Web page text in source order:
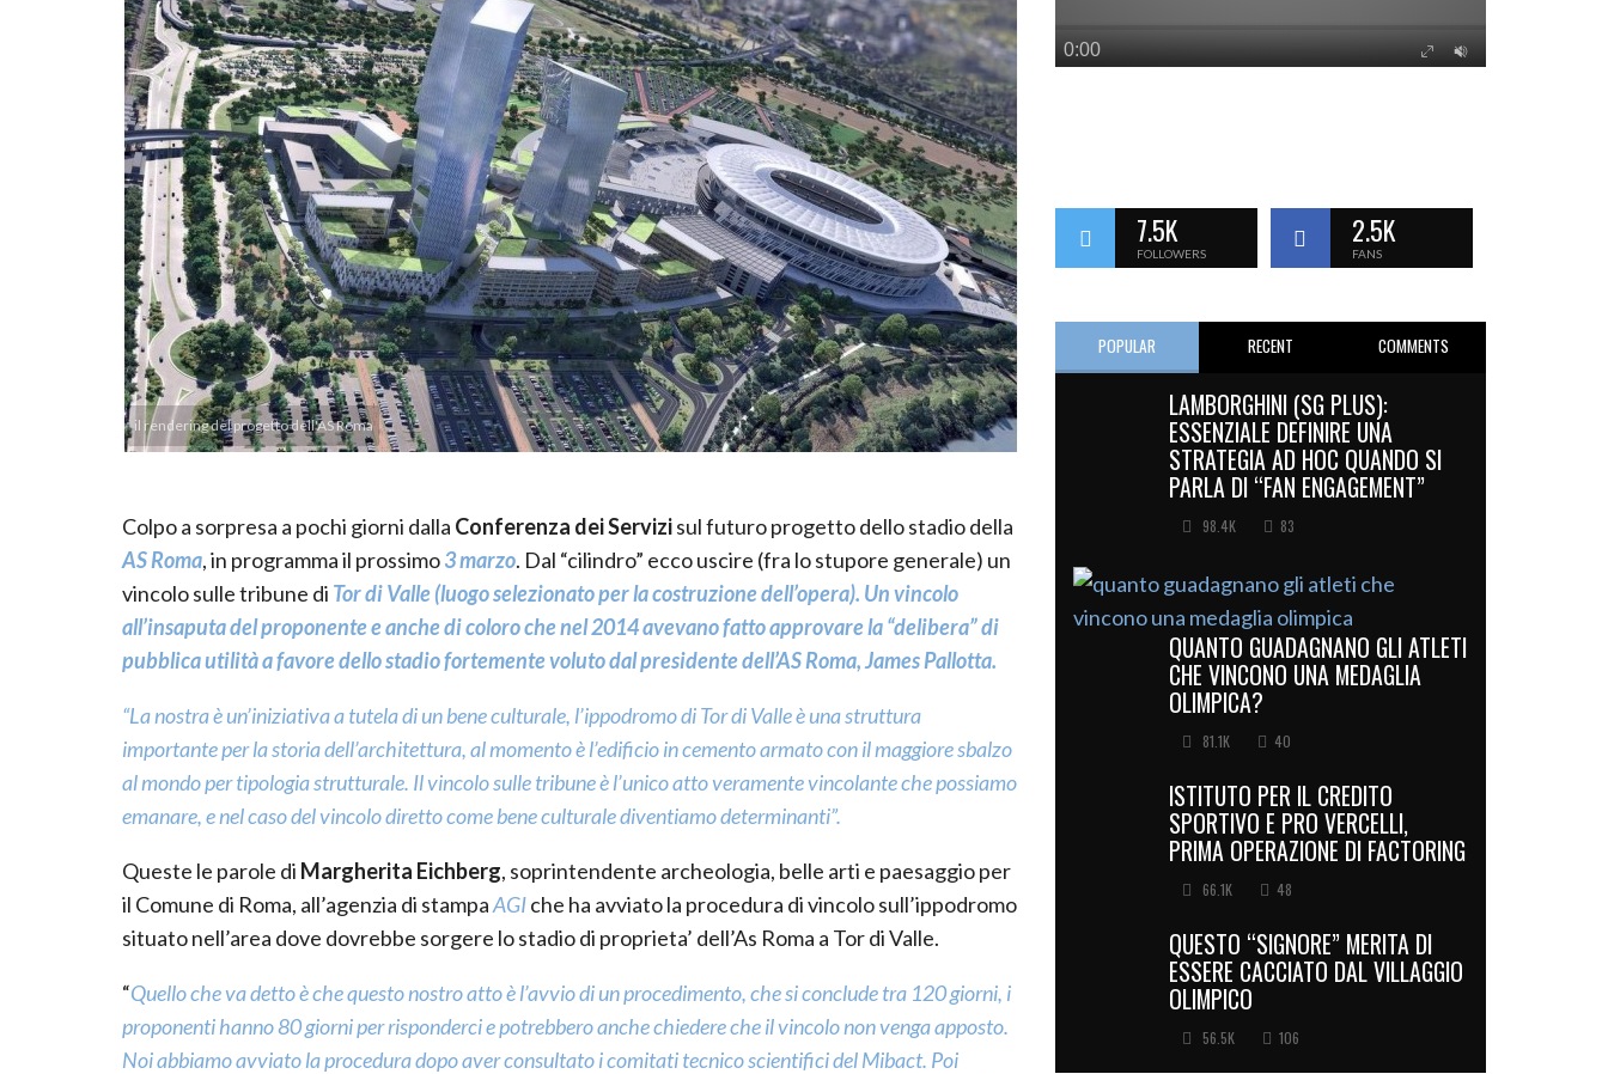
il rendering del progetto dell'AS Roma
Colpo a sorpresa a pochi giorni dalla Conferenza dei Servizisul futuro progetto dello stadio della
AS Roma, in programma il prossimo3 marzo. Dal “cilindro” ecco uscire (fra lo stupore generale) un
vincolo sulle tribune di Tor di Valle (luogo selezionato per la costruzione dell’opera). Un vincolo
all’insaputa del proponente e anche di coloro che nel 2014 avevano fatto approvare la “delibera” di
pubblica utilità a favore dello stadio fortemente voluto dal presidente dell’AS Roma, James Pallotta.
“La nostra è un’iniziativa a tutela di un bene culturale, l’ippodromo di Tor di Valle è una struttura
importante per la storia dell’architettura, al momento è l’edificio in cemento armato con il maggiore sbalzo
al mondo per tipologia strutturale. Il vincolo sulle tribune è l’unico atto veramente vincolante che possiamo
emanare, e nel caso del vincolo diretto come bene culturale diventiamo determinanti”.
Queste le parole di Margherita Eichberg, soprintendente archeologia, belle arti e paesaggio per
il Comune di Roma, all’agenzia di stampaAGIche ha avviato la procedura di vincolo sull’ippodromo
situato nell’area dove dovrebbe sorgere lo stadio di proprieta’ dell’As Roma a Tor di Valle.
“Quello che va dettoè che questo nostro atto è l’avvio di un procedimento, che si conclude tra 120 giorni, i
proponenti hanno 80 giorni per risponderci e potrebbero anche chiedere che il vincolo non venga apposto.
Noi abbiamo avviato la procedura dopo aver consultato i comitati tecnico scientifici del Mibact. Poi
7.5K
FOLLOWERS
2.5K
FANS
POPULAR RECENT COMMENTS
LAMBORGHINI (SG PLUS):
ESSENZIALE DEFINIRE UNA
STRATEGIA AD HOC QUANDO SI
PARLA DI “FAN ENGAGEMENT”
98.4K 83
QUANTO GUADAGNANO GLI ATLETI
CHE VINCONO UNA MEDAGLIA
OLIMPICA?
81.1K 40
ISTITUTO PER IL CREDITO
SPORTIVO E PRO VERCELLI,
PRIMA OPERAZIONE DI FACTORING
66.1K 48
QUESTO “SIGNORE” MERITA DI
ESSERE CACCIATO DAL VILLAGGIO
OLIMPICO
56.5K 106